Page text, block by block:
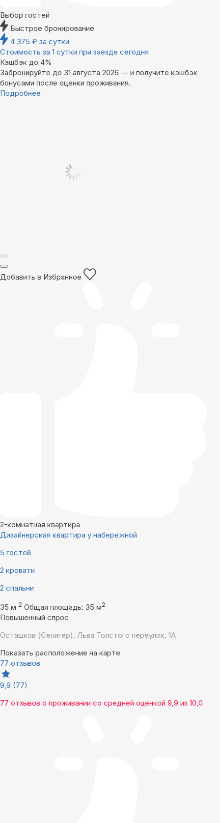
Выбор гостей
Быстрое бронирование
4 375 ₽ за сутки
Стоимость за 1 сутки при заезде сегодня
Кэшбэк до 4%
Забронируйте до 31 августа 2026 — и получите кэшбэк
бонусами после оценки проживания.
Подробнее
Добавить в Избранное
2-комнатная квартира
Дизайнерская квартира у набережной
5 гостей
2 кровати
2 спальни
35 м 2 Общая площадь: 35 м2
Повышенный спрос
Осташков (Селигер), Льва Толстого переулок, 1А
Показать расположение на карте
77 отзывов
9,9 (77)
77 отзывов о проживании со средней оценкой 9,9 из 10,0